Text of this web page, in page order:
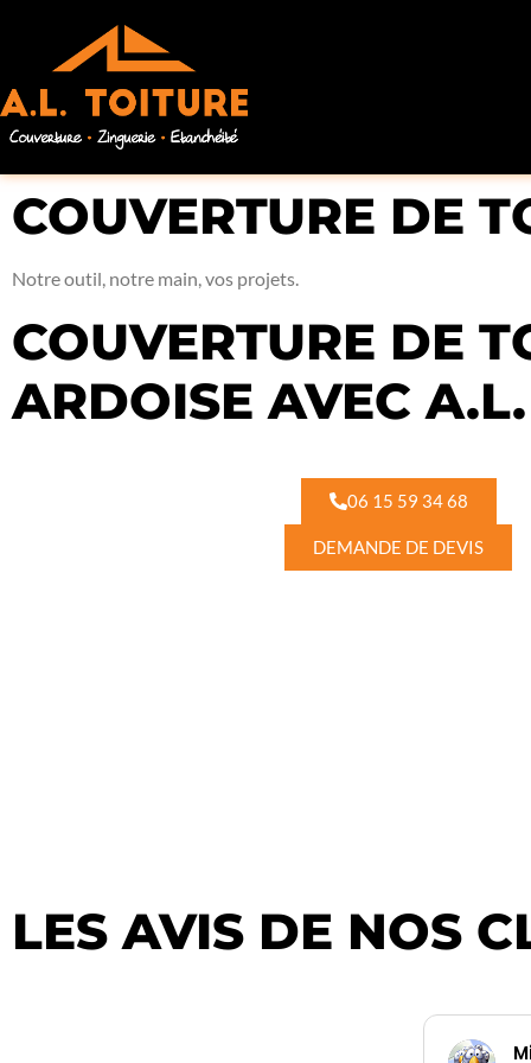
COUVERTURE DE
Notre outil, notre main, vos projets.
COUVERTURE DE
ARDOISE AVEC
06 15 59 34 68
DEMANDE DE DEVIS
LES AVIS DE NOS